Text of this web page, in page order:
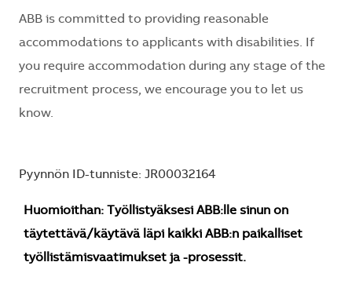
ABB is committed to providing reasonable
accommodations to applicants with disabilities. If
you require accommodation during any stage of the
recruitment process, we encourage you to let us
know.
Pyynnön ID-tunniste: JR00032164
Huomioithan: Työllistyäksesi ABB:lle sinun on
täytettävä/käytävä läpi kaikki ABB:n paikalliset
työllistämisvaatimukset ja -prosessit.